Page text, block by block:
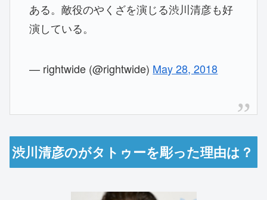
ある。敵役のやくざを演じる渋川清彦も好
演している。
— rightwide (@rightwide) May 28, 2018
渋川清彦のがタトゥーを彫った理由は？